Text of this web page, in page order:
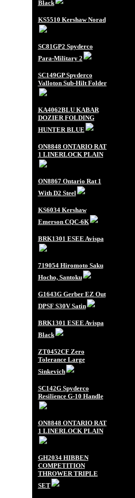
Black
KS5510 Kershaw Norad
SC81GP2 Spyderco
Para-Military 2
SC149GP Spyderco
Valloton Sub-Hilt Folder
KA4062BLU KABAR
DOZIER FOLDING
HUNTER BLUE
ON8848 ONTARIO RAT
1 LINERLOCK PLAIN
ON8867 Ontario Rat 1
With D2 Steel
KS6034 Kershaw
Emerson CQC-6K
BRK1301 ESEE Avispa
719054 Hiromoto Saku
Hocho, Santoku
G1643G Gerber EZ Out
DPSF S30V Satin
BRK1301 ESEE Avispa
Black
ZT0452CF Zero
Tolerance Large
Sinkevich
SC142G Spyderco
Resilience G-10 Handle
ON8848 ONTARIO RAT
1 LINERLOCK PLAIN
GH2034 HIBBEN
COMPETITION
THROWER TRIPLE
SET